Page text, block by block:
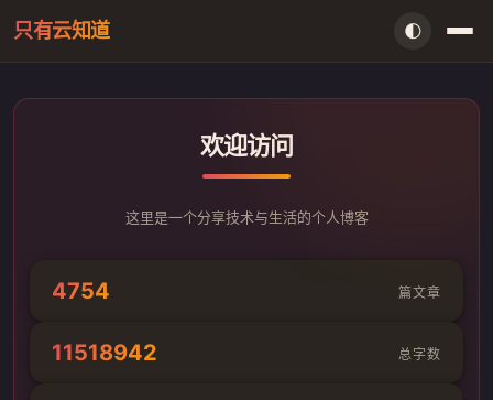
只有云知道 🌓
欢迎访问
这里是一个分享技术与生活的个人博客
4754 篇文章
11518942 总字数